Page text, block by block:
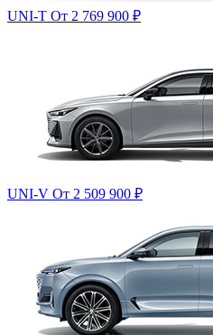
UNI-T От 2 769 900 ₽
UNI-V От 2 509 900 ₽